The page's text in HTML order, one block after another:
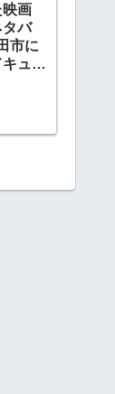
映画
バ
市に
ュメ